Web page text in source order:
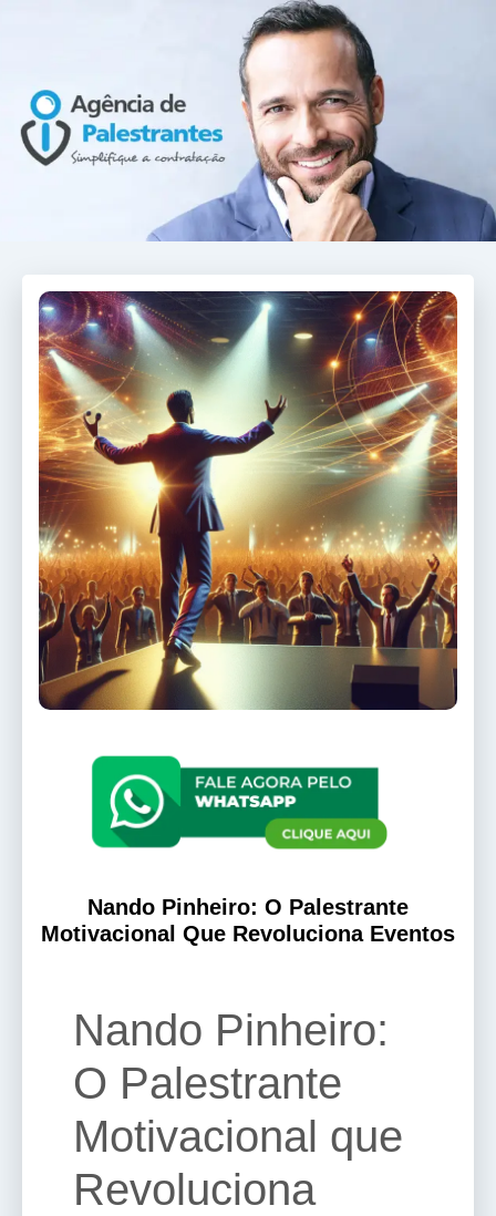
Nando Pinheiro: O Palestrante
Motivacional Que Revoluciona Eventos
Nando Pinheiro:
O Palestrante
Motivacional que
Revoluciona